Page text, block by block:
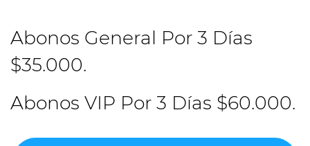
Abonos General Por 3 Días
$35.000.
Abonos VIP Por 3 Días $60.000.